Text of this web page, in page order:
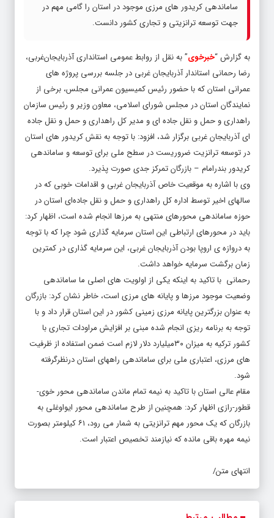
ساماندهی کریدور های مرزی موجود در استان را گامی مهم در
جهت توسعه ترانزیتی و تجاری کشور دانست.
به گزارش “خبرخوی” به نقل از روابط عمومی استانداری آذربایجان‌غربی،
رضا رحمانی استاندار آذربایجان غربی در جلسه بررسی پروژه های
عمرانی استان که با حضور رئیس کمیسیون عمرانی مجلس، برخی از
نمایندگان استان در مجلس شورای اسلامی، معاون وزیر و رئیس سازمان
راهداری و حمل و نقل جاده ای و مدیر کل راهداری و حمل و نقل جاده
ای آذربایجان غربی برگزار شد، افزود: با توجه به نقش کریدور های استان
در توسعه ترانزیت ضروریست در سطح ملی برای توسعه و ساماندهی
کریدور بندرامام – بازرگان تمرکز جدی صورت پذیرد.
وی با اشاره به موقعیت خاص آذربایجان‌ غربی و اقدامات خوبی که در
سالهای اخیر توسط اداره کل راهداری و حمل‌ و نقل جاده‌ای استان در
حوزه ساماندهی محورهای منتهی به مرزها انجام شده است، اظهار کرد:
باید در محورهای ارتباطی این استان سرمایه گذاری شود چرا که با توجه
به دروازه ی اروپا بودن آذربایجان‌ غربی، این سرمایه گذاری در کمترین
زمان برگشت سرمایه خواهد داشت.
رحمانی با تاکید به اینکه یکی از اولویت های اصلی ما ساماندهی
وضعیت موجود مرزها و پایانه های مرزی است، خاطر نشان کرد: بازرگان
به عنوان بزرگترین پایانه مرزی زمینی کشور در این استان قرار داد و با
توجه به برنامه ریزی انجام شده مبنی بر افزایش مراودات تجاری با
کشور ترکیه به میزان ۳۰میلیارد دلار لازم است ضمن استفاده از ظرفیت
های مرزی، اعتباری ملی برای ساماندهی راههای استان درنظرگرفته
شود.
مقام عالی استان با تاکید به نیمه تمام ماندن ساماندهی محور خوی-
قطور-رازی اظهار کرد: همچنین از طرح ساماندهی محور ایواوغلی به
بازرگان که یک محور مهم ترانزیتی به شمار می رود، ۶۱ کیلومتر بصورت
نیمه مهره باقی مانده که نیازمند تخصیص اعتبار است.
انتهای متن/